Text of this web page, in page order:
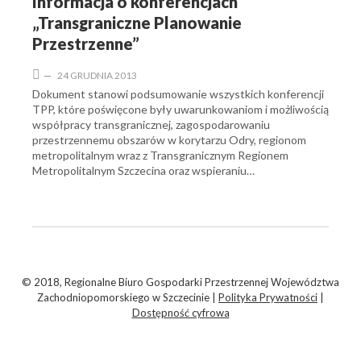
„Transgraniczne Planowanie
Przestrzenne”
— 24 GRUDNIA 2013
Dokument stanowi podsumowanie wszystkich konferencji
TPP, które poświęcone były uwarunkowaniom i możliwością
współpracy transgranicznej, zagospodarowaniu
przestrzennemu obszarów w korytarzu Odry, regionom
metropolitalnym wraz z Transgranicznym Regionem
Metropolitalnym Szczecina oraz wspieraniu…
© 2018, Regionalne Biuro Gospodarki Przestrzennej Województwa
Zachodniopomorskiego w Szczecinie | Polityka Prywatności |
Dostępność cyfrowa